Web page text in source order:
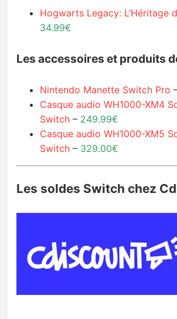
Hogwarts Legacy: L’Héritage
34.99€
Les accessoires et produits
Nintendo Manette Switch Pro
Casque audio WH1000-XM4
Switch – 249.99€
Casque audio WH1000-XM5
Switch – 329.00€
Les soldes Switch chez